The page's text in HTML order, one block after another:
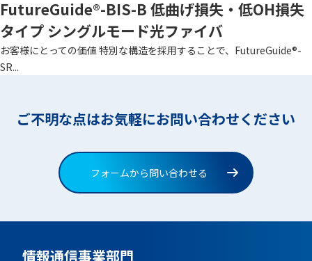
FutureGuide®-BIS-B 低曲げ損失・低OH損失
タイプ シングルモード光ファイバ
お客様にとっての価値 特別な構造を採用することで、FutureGuide®-
SR...
ご不明な点はお気軽にお問い合わせください
フォームから問い合わせる
情報通信事業部門